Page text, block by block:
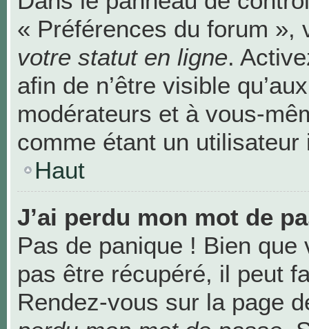
« Préférences du forum »,
votre statut en ligne.
afin de n’être visible
modérateurs et à vous-
comme étant un utilisateur
Haut
J’ai perdu mon mot de
Pas de panique ! Bien
pas être récupéré, il peut
Rendez-vous sur la page